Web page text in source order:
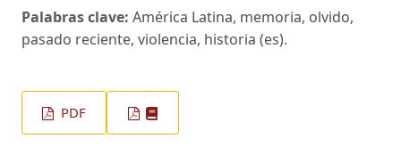
Palabras clave: América Latina, memoria, olvido,
pasado reciente, violencia, historia (es).
PDF